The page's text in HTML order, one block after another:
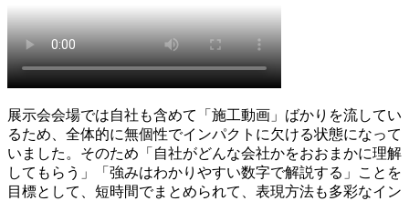
展示会会場では自社も含めて「施工動画」ばかりを流してい
るため、全体的に無個性でインパクトに欠ける状態になって
いました。そのため「自社がどんな会社かをおおまかに理解
してもらう」「強みはわかりやすい数字で解説する」ことを
目標として、短時間でまとめられて、表現方法も多彩なイン